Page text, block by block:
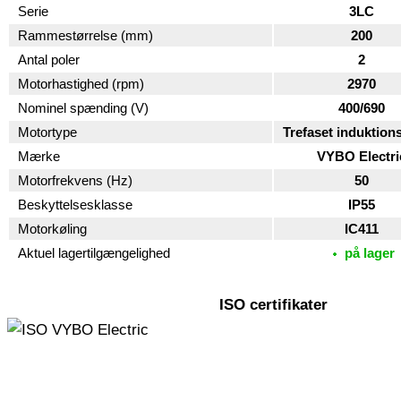
Serie
3LC
Rammestørrelse (mm)
200
Antal poler
2
Motorhastighed (rpm)
2970
Nominel spænding (V)
400/690
Motortype
Trefaset
Mærke
VYBO
Motorfrekvens (Hz)
50
Beskyttelsesklasse
IP55
Motorkøling
IC411
Aktuel lagertilgængelighed
på lager
ISO certifikater